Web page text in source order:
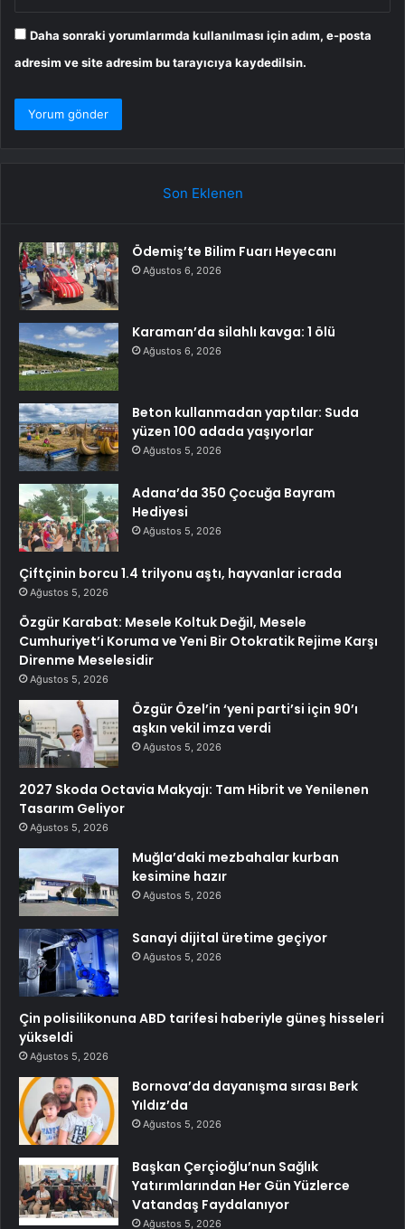
Daha sonraki yorumlarımda kullanılması için adım, e-posta
adresim ve site adresim bu tarayıcıya kaydedilsin.
Son Eklenen
Ödemiş’te Bilim Fuarı Heyecanı
Ağustos 6, 2026
Karaman’da silahlı kavga: 1 ölü
Ağustos 6, 2026
Beton kullanmadan yaptılar: Suda
yüzen 100 adada yaşıyorlar
Ağustos 5, 2026
Adana’da 350 Çocuğa Bayram
Hediyesi
Ağustos 5, 2026
Çiftçinin borcu 1.4 trilyonu aştı, hayvanlar icrada
Ağustos 5, 2026
Özgür Karabat: Mesele Koltuk Değil, Mesele
Cumhuriyet’i Koruma ve Yeni Bir Otokratik Rejime Karşı
Direnme Meselesidir
Ağustos 5, 2026
Özgür Özel’in ‘yeni parti’si için 90’ı
aşkın vekil imza verdi
Ağustos 5, 2026
2027 Skoda Octavia Makyajı: Tam Hibrit ve Yenilenen
Tasarım Geliyor
Ağustos 5, 2026
Muğla’daki mezbahalar kurban
kesimine hazır
Ağustos 5, 2026
Sanayi dijital üretime geçiyor
Ağustos 5, 2026
Çin polisilikonuna ABD tarifesi haberiyle güneş hisseleri
yükseldi
Ağustos 5, 2026
Bornova’da dayanışma sırası Berk
Yıldız’da
Ağustos 5, 2026
Başkan Çerçioğlu’nun Sağlık
Yatırımlarından Her Gün Yüzlerce
Vatandaş Faydalanıyor
Ağustos 5, 2026